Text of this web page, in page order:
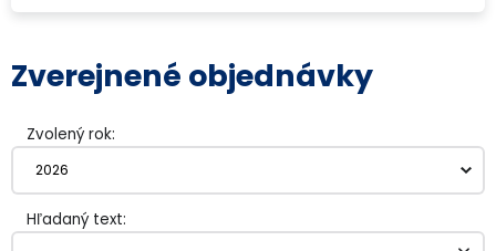
Zverejnené objednávky
Zvolený rok:
Hľadaný text: